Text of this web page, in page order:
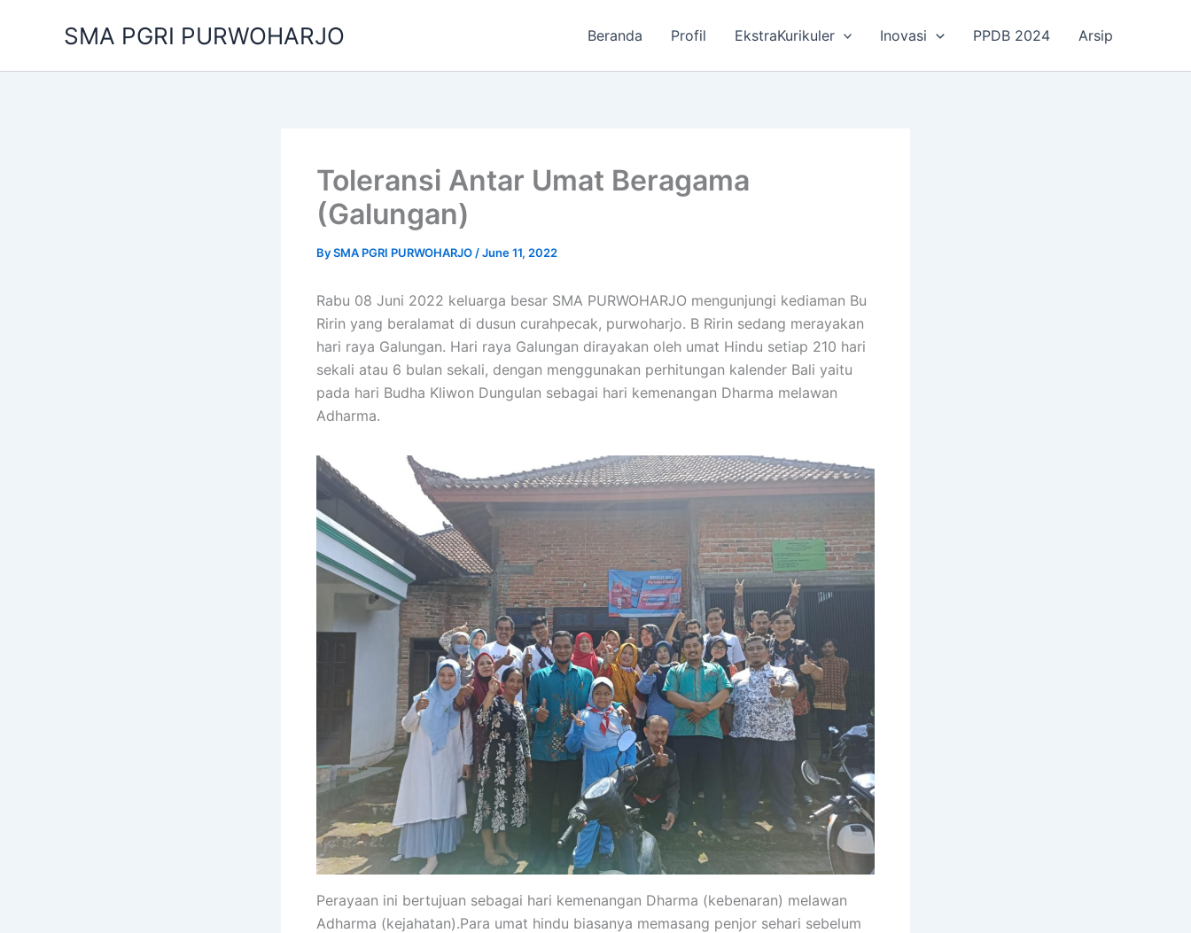
SMA PGRI PURWOHARJO Beranda Profil EkstraKurikuler Inovasi PPDB 2024 Arsip
Toleransi Antar Umat Beragama
(Galungan)
BySMA PGRI PURWOHARJO /June 11, 2022
Rabu 08 Juni 2022 keluarga besar SMA PURWOHARJO mengunjungi kediaman Bu
Ririn yang beralamat di dusun curahpecak, purwoharjo. B Ririn sedang merayakan
hari raya Galungan. Hari raya Galungan dirayakan oleh umat Hindu setiap 210 hari
sekali atau 6 bulan sekali, dengan menggunakan perhitungan kalender Bali yaitu
pada hari Budha Kliwon Dungulan sebagai hari kemenangan Dharma melawan
Adharma.
Perayaan ini bertujuan sebagai hari kemenangan Dharma (kebenaran) melawan
Adharma (kejahatan).Para umat hindu biasanya memasang penjor sehari sebelum